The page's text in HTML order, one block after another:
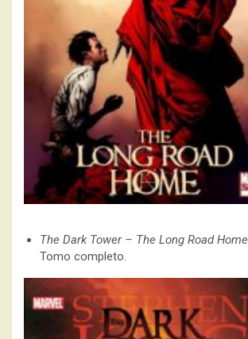
The Dark Tower – The Long Road Home
Tomo completo.